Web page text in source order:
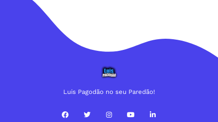
Luis Pagodão no seu Paredão!